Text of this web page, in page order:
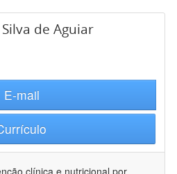
de Aguiar
E-mail